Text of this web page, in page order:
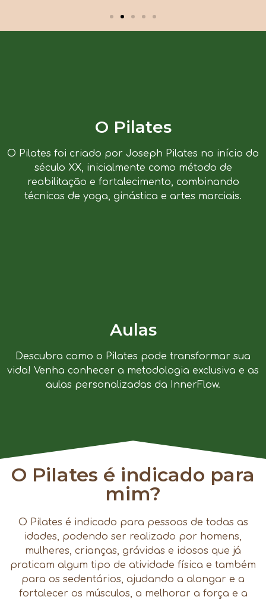
O Pilates
O Pilates foi criado por Joseph Pilates no início do
século XX, inicialmente como método de
reabilitação e fortalecimento, combinando
técnicas de yoga, ginástica e artes marciais.
Aulas
Descubra como o Pilates pode transformar sua
vida! Venha conhecer a metodologia exclusiva e as
aulas personalizadas da InnerFlow.
O Pilates é indicado para
mim?
O Pilates é indicado para pessoas de todas as
idades, podendo ser realizado por homens,
mulheres, crianças, grávidas e idosos que já
praticam algum tipo de atividade física e também
para os sedentários, ajudando a alongar e a
fortalecer os músculos, a melhorar a força e a